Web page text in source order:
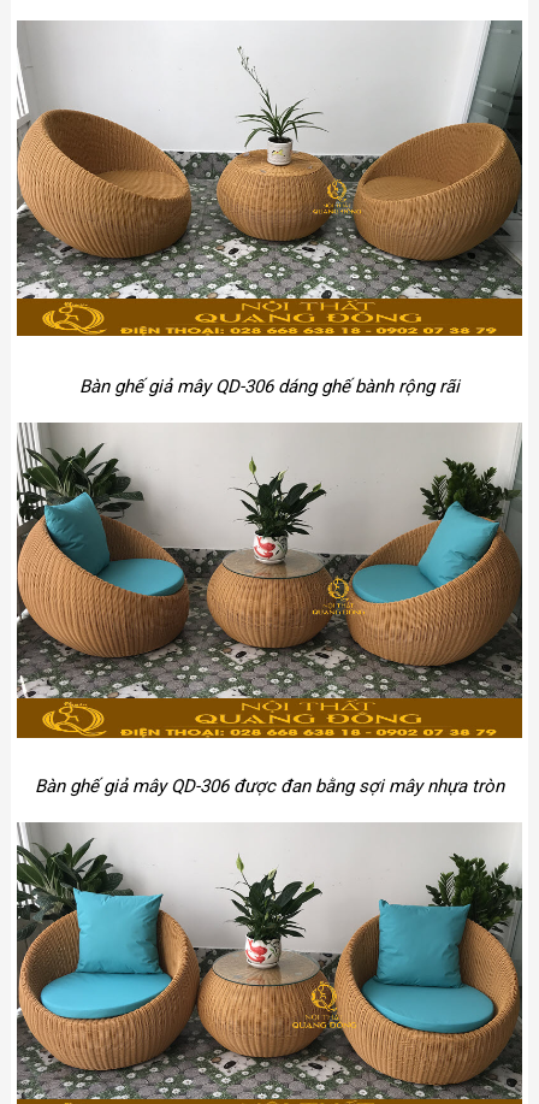
Bàn ghế giả mây QD-306 dáng ghế bành rộng rãi
Bàn ghế giả mây QD-306 được đan bằng sợi mây nhựa tròn